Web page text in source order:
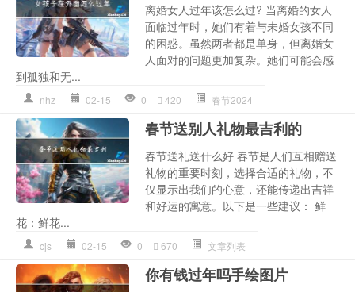
离婚女人过年该怎么过? 当离婚的女人
面临过年时，她们有着与未婚女孩不同
的困惑。虽然两者都是单身，但离婚女
人面对的问题更加复杂。她们可能会感
到孤独和无...
nhz 02-15 0 420 春节2024
春节送别人礼物最吉利的
春节送礼送什么好 春节是人们互相赠送
礼物的重要时刻，选择合适的礼物，不
仅显示出我们的心意，还能传递出吉祥
和好运的寓意。以下是一些建议： 鲜
花：鲜花...
cjs 02-15 0 670 文章列表
你有钱过年吗手绘图片